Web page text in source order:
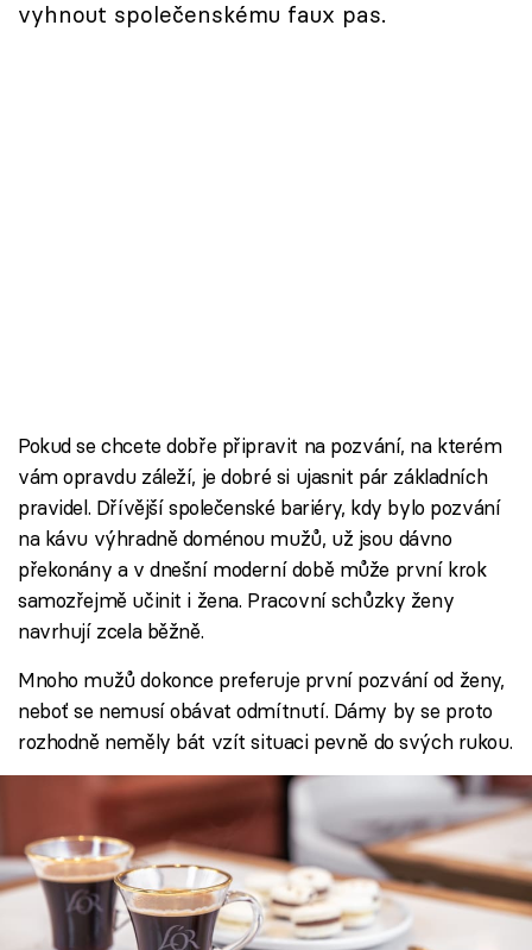
vyhnout společenskému faux pas.
Pokud se chcete dobře připravit na pozvání, na kterém
vám opravdu záleží, je dobré si ujasnit pár základních
pravidel. Dřívější společenské bariéry, kdy bylo pozvání
na kávu výhradně doménou mužů, už jsou dávno
překonány a v dnešní moderní době může první krok
samozřejmě učinit i žena. Pracovní schůzky ženy
navrhují zcela běžně.
Mnoho mužů dokonce preferuje první pozvání od ženy,
neboť se nemusí obávat odmítnutí. Dámy by se proto
rozhodně neměly bát vzít situaci pevně do svých rukou.